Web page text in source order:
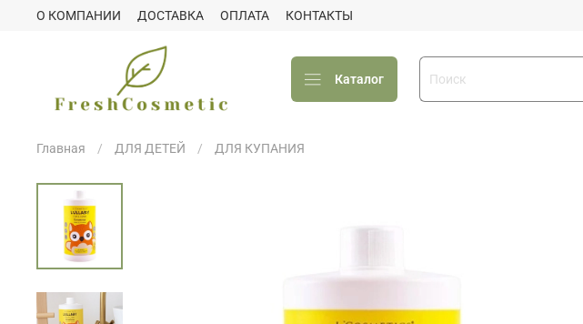
О КОМПАНИИ ДОСТАВКА ОПЛАТА КОНТАКТЫ
Каталог
Главная ДЛЯ ДЕТЕЙ ДЛЯ КУПАНИЯ